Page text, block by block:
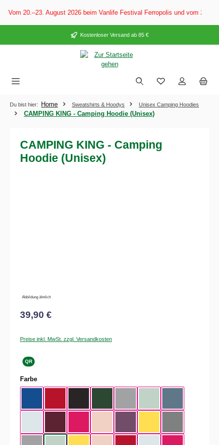
springen
20.–23. August 2026 beim Vanlife Festival Ferropolis und vom 28.
Kostenloser Versand ab 85 €
Du bist hier: Home Sweatshirts & Hoodys Unisex Camping Hoodies
CAMPING KING - Camping Hoodie (Unisex)
CAMPING KING - Camping
Hoodie (Unisex)
Abbildung ähnlich
39,90 €
Preise inkl. MwSt. zzgl. Versandkosten
QR
Farbeauswählen